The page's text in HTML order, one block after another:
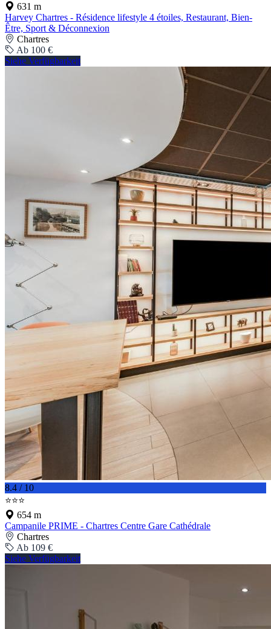
631 m
Harvey Chartres - Résidence lifestyle 4 étoiles, Restaurant, Bien-
Être, Sport & Déconnexion
Chartres
Ab 100 €
Siehe Verfügbarkeit
8.4 / 10
⭐⭐⭐
654 m
Campanile PRIME - Chartres Centre Gare Cathédrale
Chartres
Ab 109 €
Siehe Verfügbarkeit